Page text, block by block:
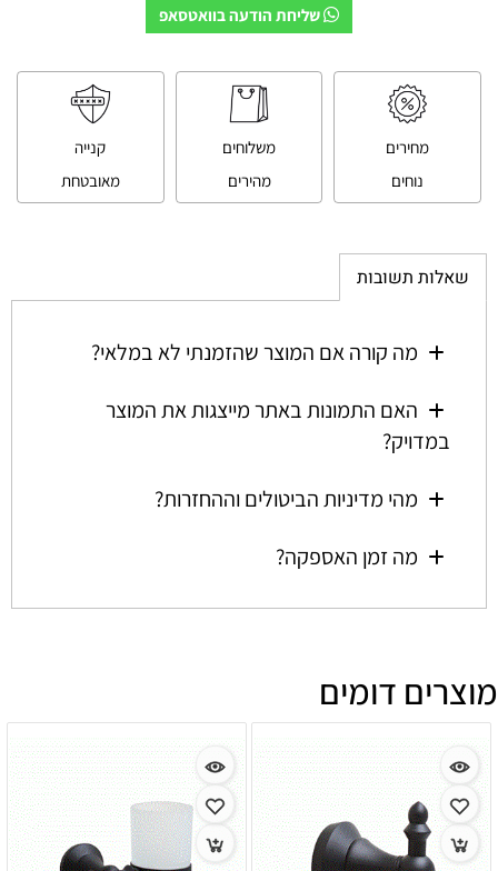
שליחת הודעה בוואטסאפ
מחירים
נוחים
משלוחים
מהירים
קנייה
מאובטחת
שאלות תשובות
מה קורה אם המוצר שהזמנתי לא במלאי?
האם התמונות באתר מייצגות את המוצר
במדויק?
מהי מדיניות הביטולים וההחזרות?
מה זמן האספקה?
מוצרים דומים